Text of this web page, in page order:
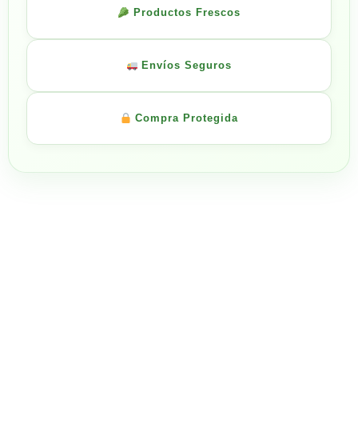
Productos Frescos
Envíos Seguros
Compra Protegida